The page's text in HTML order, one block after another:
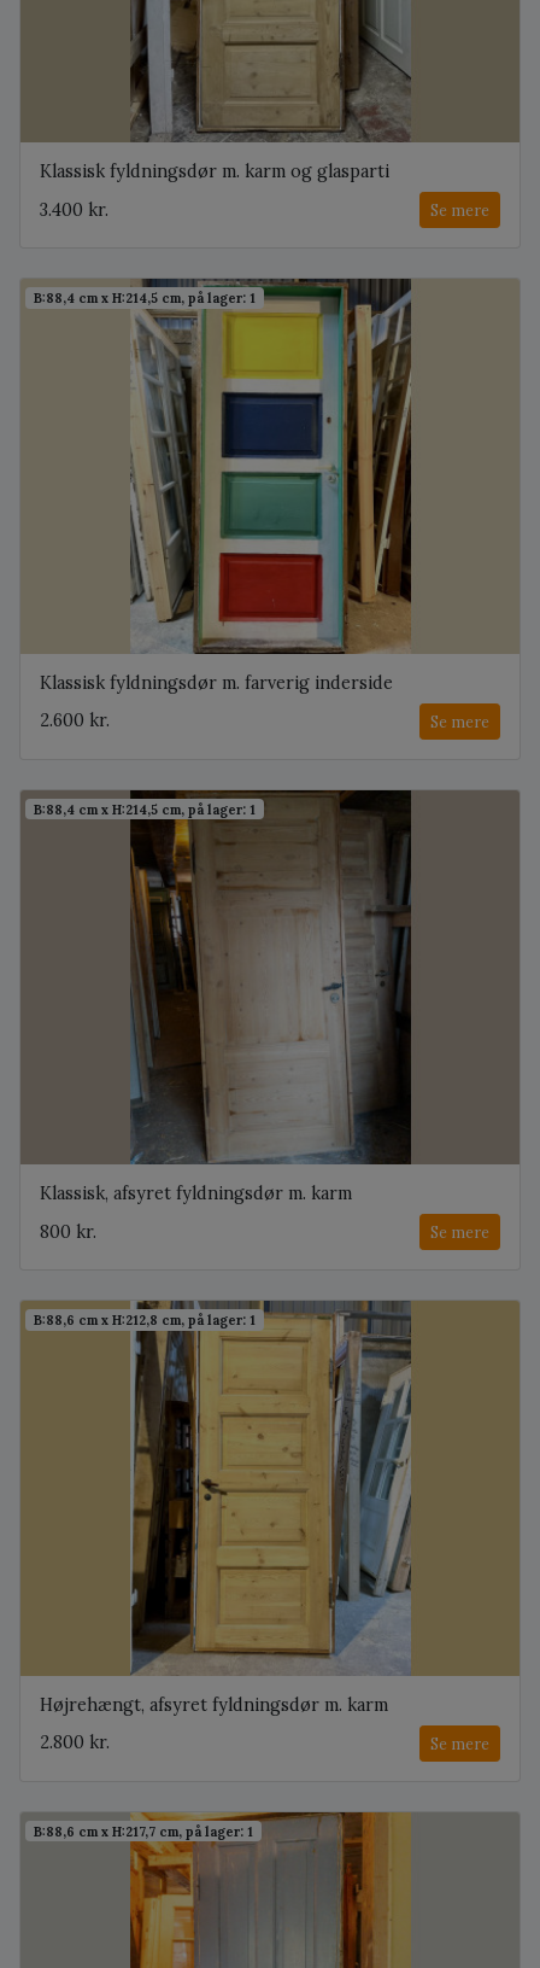
Klassisk fyldningsdør m. karm og glasparti
3.400 kr.
Se mere
B:88,4 cm x H:214,5 cm, på lager: 1
Klassisk fyldningsdør m. farverig inderside
2.600 kr.
Se mere
B:88,4 cm x H:214,5 cm, på lager: 1
Klassisk, afsyret fyldningsdør m. karm
800 kr.
Se mere
B:88,6 cm x H:212,8 cm, på lager: 1
Højrehængt, afsyret fyldningsdør m. karm
2.800 kr.
Se mere
B:88,6 cm x H:217,7 cm, på lager: 1